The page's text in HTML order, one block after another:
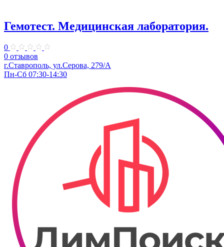
Гемотест. Медицинская лаборатория.
0
0 отзывов
г.Ставрополь, ул.Серова, 279/А
Пн-Сб 07:30-14:30